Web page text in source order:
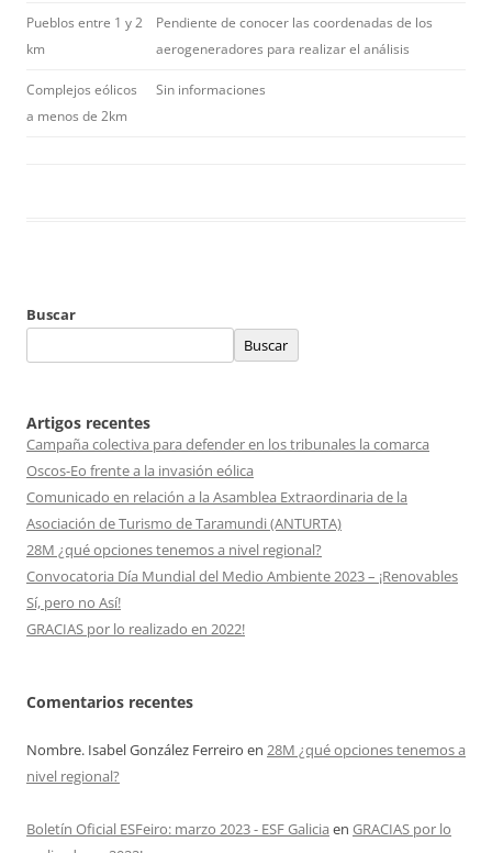
Pueblos entre 1 y 2
km
Pendiente de conocer las coordenadas de los
aerogeneradores para realizar el análisis
Complejos eólicos
a menos de 2km
Sin informaciones
Buscar
Buscar
Artigos recentes
Campaña colectiva para defender en los tribunales la comarca
Oscos-Eo frente a la invasión eólica
Comunicado en relación a la Asamblea Extraordinaria de la
Asociación de Turismo de Taramundi (ANTURTA)
28M ¿qué opciones tenemos a nivel regional?
Convocatoria Día Mundial del Medio Ambiente 2023 – ¡Renovables
Sí, pero no Así!
GRACIAS por lo realizado en 2022!
Comentarios recentes
Nombre. Isabel González Ferreiro en 28M ¿qué opciones tenemos a
nivel regional?
Boletín Oficial ESFeiro: marzo 2023 - ESF Galicia en GRACIAS por lo